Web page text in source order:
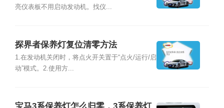
亮仪表板不用启动发动机。找仪...
探界者保养灯复位清零方法
1.在发动机关闭时，将点火开关置于“点火/运行/启
动”模式。2.使用方...